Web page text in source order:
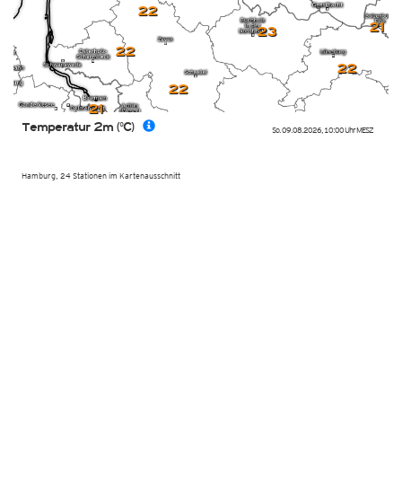
21
21
22
22
22
22
23
So. 09.08.2026, 10:00 UhrMESZ
Hamburg, 24 Stationen im Kartenausschnitt
Temperatur 2m (°C)